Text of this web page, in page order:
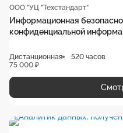
ООО "УЦ "Техстандарт"
Информационная
конфиденциальной
Дистанционная
520 часов
75 000 ₽